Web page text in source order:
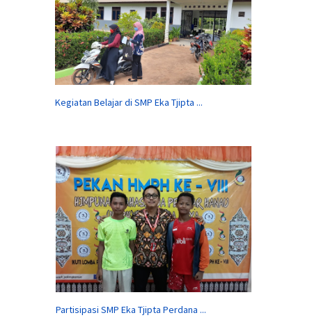
Kegiatan Belajar di SMP Eka Tjipta ...
Partisipasi SMP Eka Tjipta Perdana ...